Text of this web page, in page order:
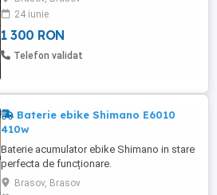
indoit.
24 iunie
1 300 RON
Telefon validat
Baterie ebike Shimano E6010
410w
Baterie acumulator ebike Shimano in stare
perfecta de funcționare.
Brasov, Brasov